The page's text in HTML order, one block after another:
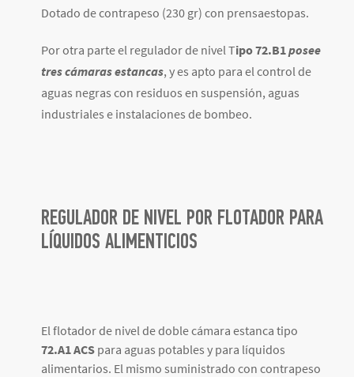
Dotado de contrapeso (230 gr) con prensaestopas.
Por otra parte el regulador de nivel Tipo 72.B1posee
tres cámaras estancas, y es apto para el control de
aguas negras con residuos en suspensión, aguas
industriales e instalaciones de bombeo.
REGULADOR DE NIVEL POR FLOTADOR PARA
LÍQUIDOS ALIMENTICIOS
El flotador de nivel de doble cámara estanca tipo
72.A1 ACS para aguas potables y para líquidos
alimentarios. El mismo suministrado con contrapeso